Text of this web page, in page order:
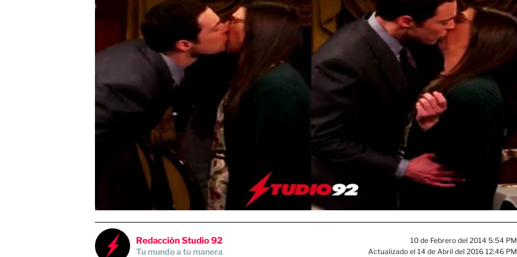
Redacción Studio 92
Tu mundo a tu manera
10 de Febrero del 2014 5:54 PM
Actualizado el 14 de Abril del 2016 12:46 PM